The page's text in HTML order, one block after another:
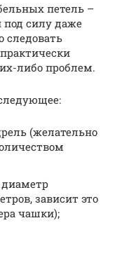
петель –
под силу даже
следовать
либо проблем.
(желательно
диаметр
зависит это
чашки);